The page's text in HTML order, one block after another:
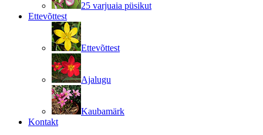
25 varjuaia püsikut
Ettevõttest
Ettevõttest
Ajalugu
Kaubamärk
Kontakt